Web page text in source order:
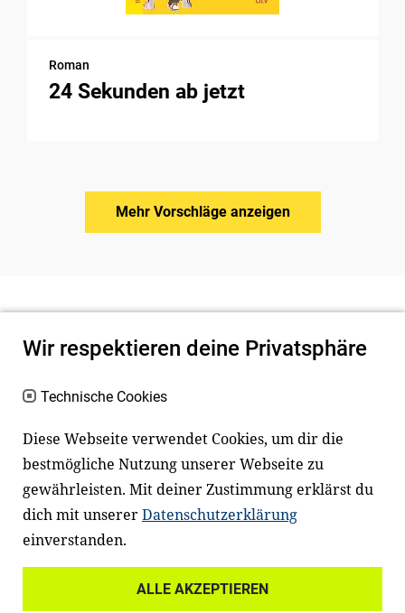
Roman
24 Sekunden ab jetzt
Mehr Vorschläge anzeigen
Newsletter Instagram
Facebook LinkedIn
Wir respektieren deine Privatsphäre
Technische Cookies
Diese Webseite verwendet Cookies, um dir die
bestmögliche Nutzung unserer Webseite zu
gewährleisten. Mit deiner Zustimmung erklärst du
dich mit unsererDatenschutzerklärung
einverstanden.
ALLE AKZEPTIEREN